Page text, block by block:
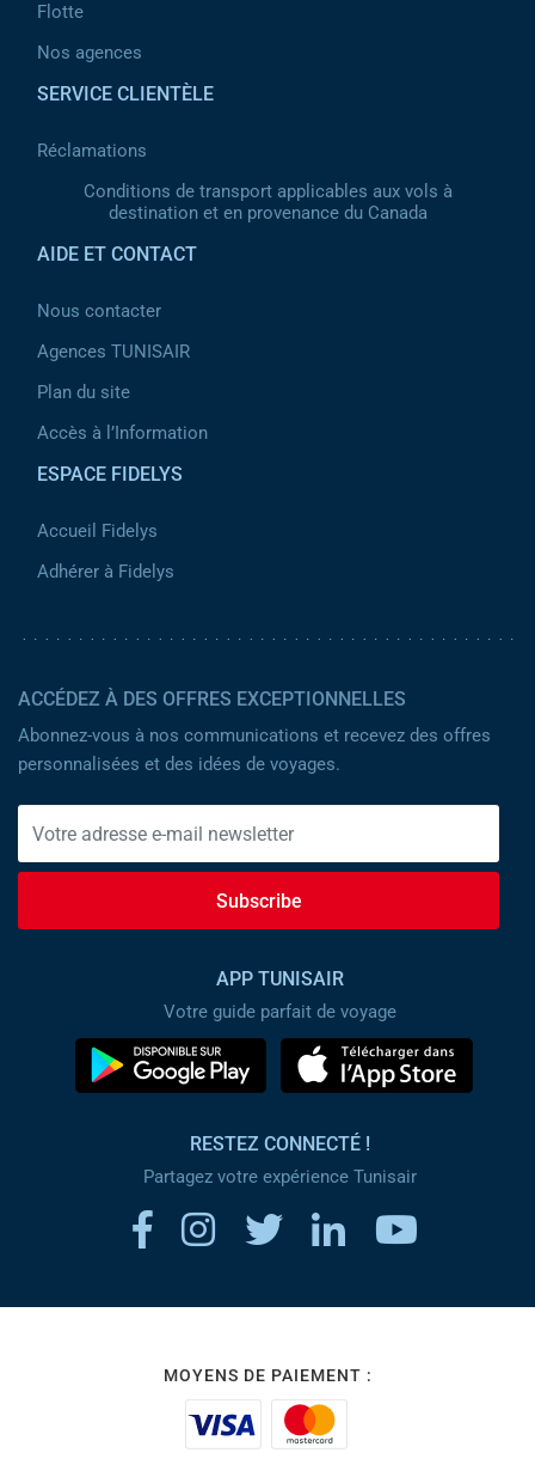
Flotte
Nos agences
SERVICE CLIENTÈLE
Réclamations
Conditions de transport applicables aux vols à
destination et en provenance du Canada
AIDE ET CONTACT
Nous contacter
Agences TUNISAIR
Plan du site
Accès à l’Information
ESPACE FIDELYS
Accueil Fidelys
Adhérer à Fidelys
ACCÉDEZ À DES OFFRES EXCEPTIONNELLES
Abonnez-vous à nos communications et recevez des offres
personnalisées et des idées de voyages.
Subscribe
APP TUNISAIR
Votre guide parfait de voyage
RESTEZ CONNECTÉ !
Partagez votre expérience Tunisair
MOYENS DE PAIEMENT :